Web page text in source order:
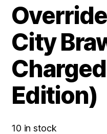
City
Edition)
10 in stock